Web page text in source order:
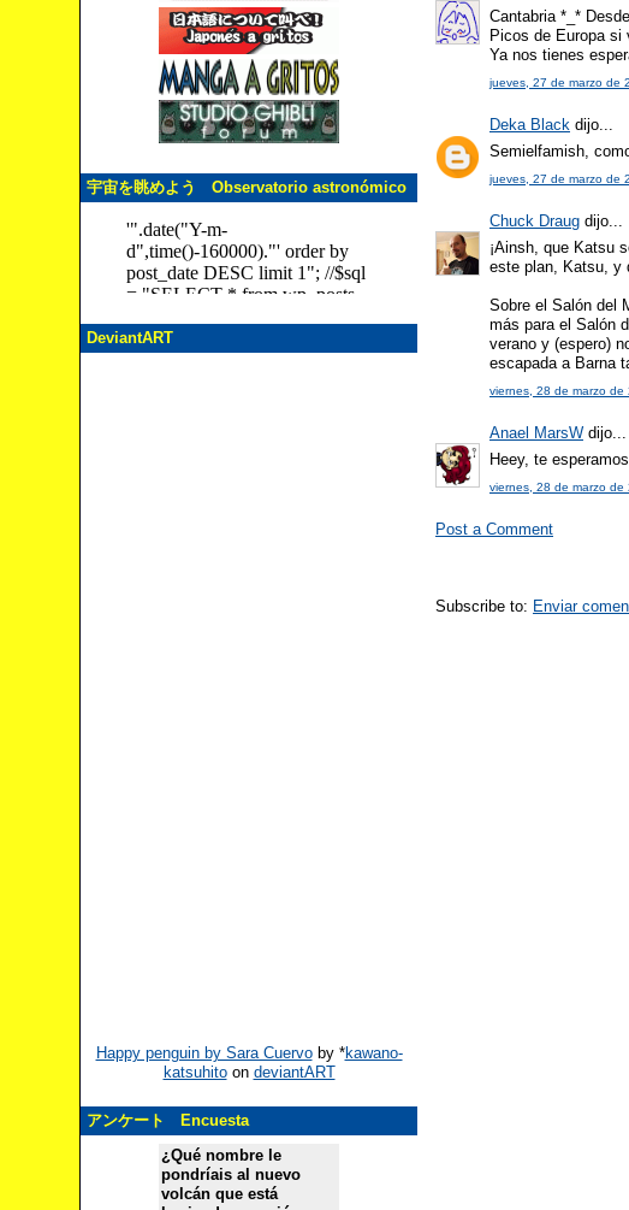
宇宙を眺めよう Observatorio astronómico
DeviantART
Happy penguin by Sara Cuervoby *kawano-
katsuhitoon deviantART
アンケート Encuesta
¿Qué nombre le
pondríais al nuevo
volcán que está
Cantabria *_*
Picos de Europa si
Ya nos tienes
jueves, 27 de marzo de
Deka Black dijo...
Semielfamish,
jueves, 27 de marzo de
Chuck Draug dijo...
¡Ainsh, que Katsu
este plan, Katsu, y
Sobre el Salón del
más para el Salón
verano y (espero)
escapada a Barna
viernes, 28 de marzo
Anael MarsW dijo...
Heey, te
viernes, 28 de marzo
Post a Comment
Subscribe to: Enviar